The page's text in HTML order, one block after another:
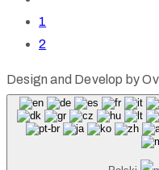
1
2
Design and Develop by